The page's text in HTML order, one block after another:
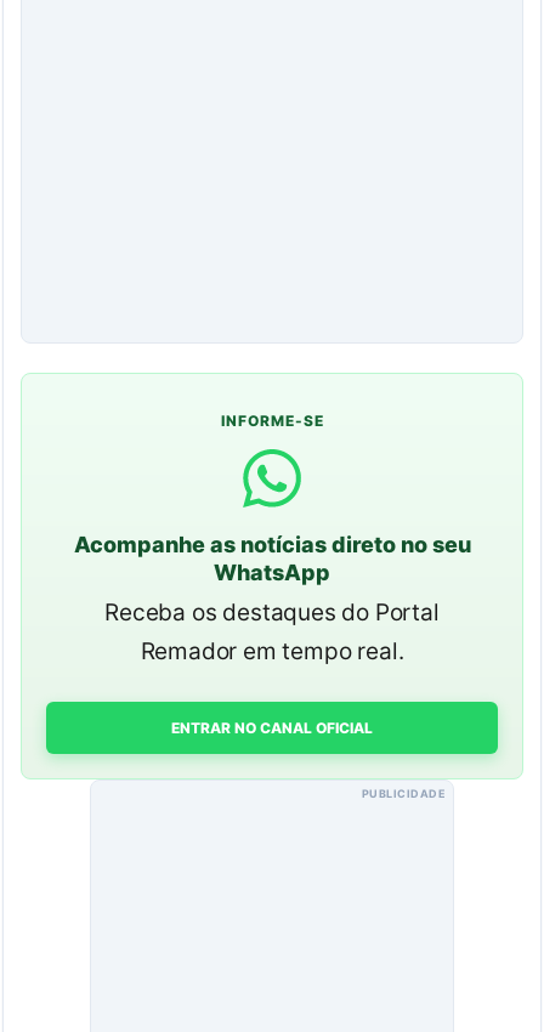
INFORME-SE
Acompanhe as notícias direto no seu
WhatsApp
Receba os destaques do Portal
Remador em tempo real.
ENTRAR NO CANAL OFICIAL
PUBLICIDADE